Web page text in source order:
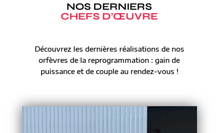
NOS DERNIERS
CHEFS D’ŒUVRE
Découvrez les dernières réalisations de nos
orfèvres de la reprogrammation : gain de
puissance et de couple au rendez-vous !